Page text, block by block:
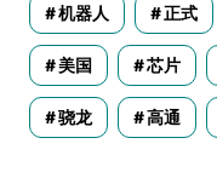
机器人 正式
美国 芯片
骁龙 高通